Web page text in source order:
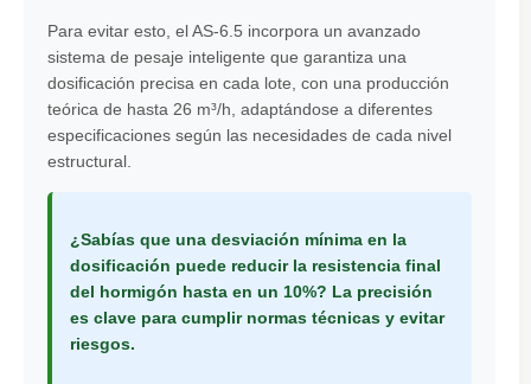
Para evitar esto, elAS-6.5 incorpora un avanzado
sistema de pesaje inteligente que garantiza una
dosificación precisa en cada lote, con una producción
teórica de hasta 26 m³/h, adaptándose a diferentes
especificaciones según las necesidades de cada nivel
estructural.
¿Sabías que una desviación mínima en la
dosificación puede reducir la resistencia final
del hormigón hasta en un 10%? La precisión
es clave para cumplir normas técnicas y evitar
riesgos.